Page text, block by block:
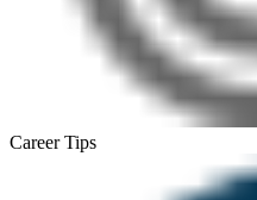
Career Tips